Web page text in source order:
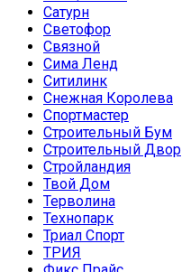
Сатурн
Светофор
Связной
Сима Ленд
Ситилинк
Снежная Королева
Спортмастер
Строительный Бум
Строительный Двор
Стройландия
Твой Дом
Терволина
Технопарк
Триал Спорт
ТРИЯ